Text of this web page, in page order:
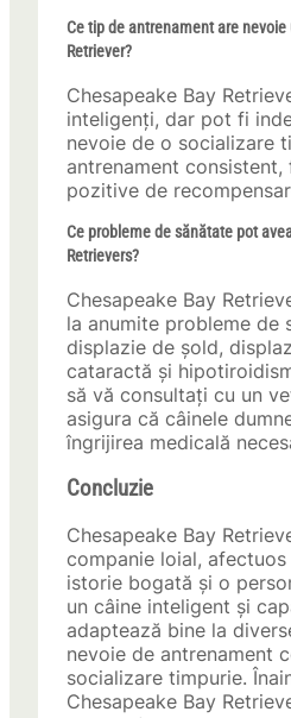
Ce tip de antrenament are nevoie
Retriever?
Chesapeake Bay
inteligenți, dar pot fi
nevoie de o socializare
antrenament
pozitive de
Ce probleme de sănătate pot
Retrievers?
Chesapeake Bay
la anumite probleme de
displazie de șold,
cataractă și
să vă consultați cu un
asigura că câinele
îngrijirea medicală
Concluzie
Chesapeake Bay
companie loial,
istorie bogată și o
un câine inteligent și
adaptează bine la
nevoie de antrenament
socializare timpurie.
Chesapeake Bay